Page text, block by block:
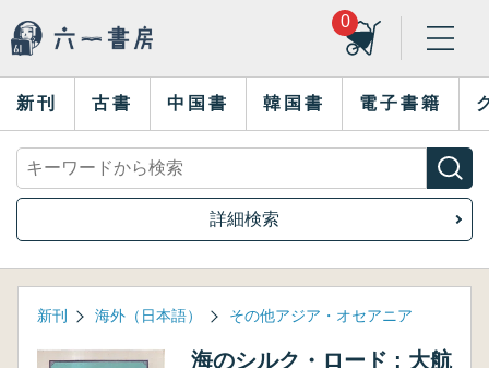
0
新刊 古書 中国書 韓国書 電子書籍
詳細検索
新刊 海外（日本語） その他アジア・オセアニア
海のシルク・ロード : 大航